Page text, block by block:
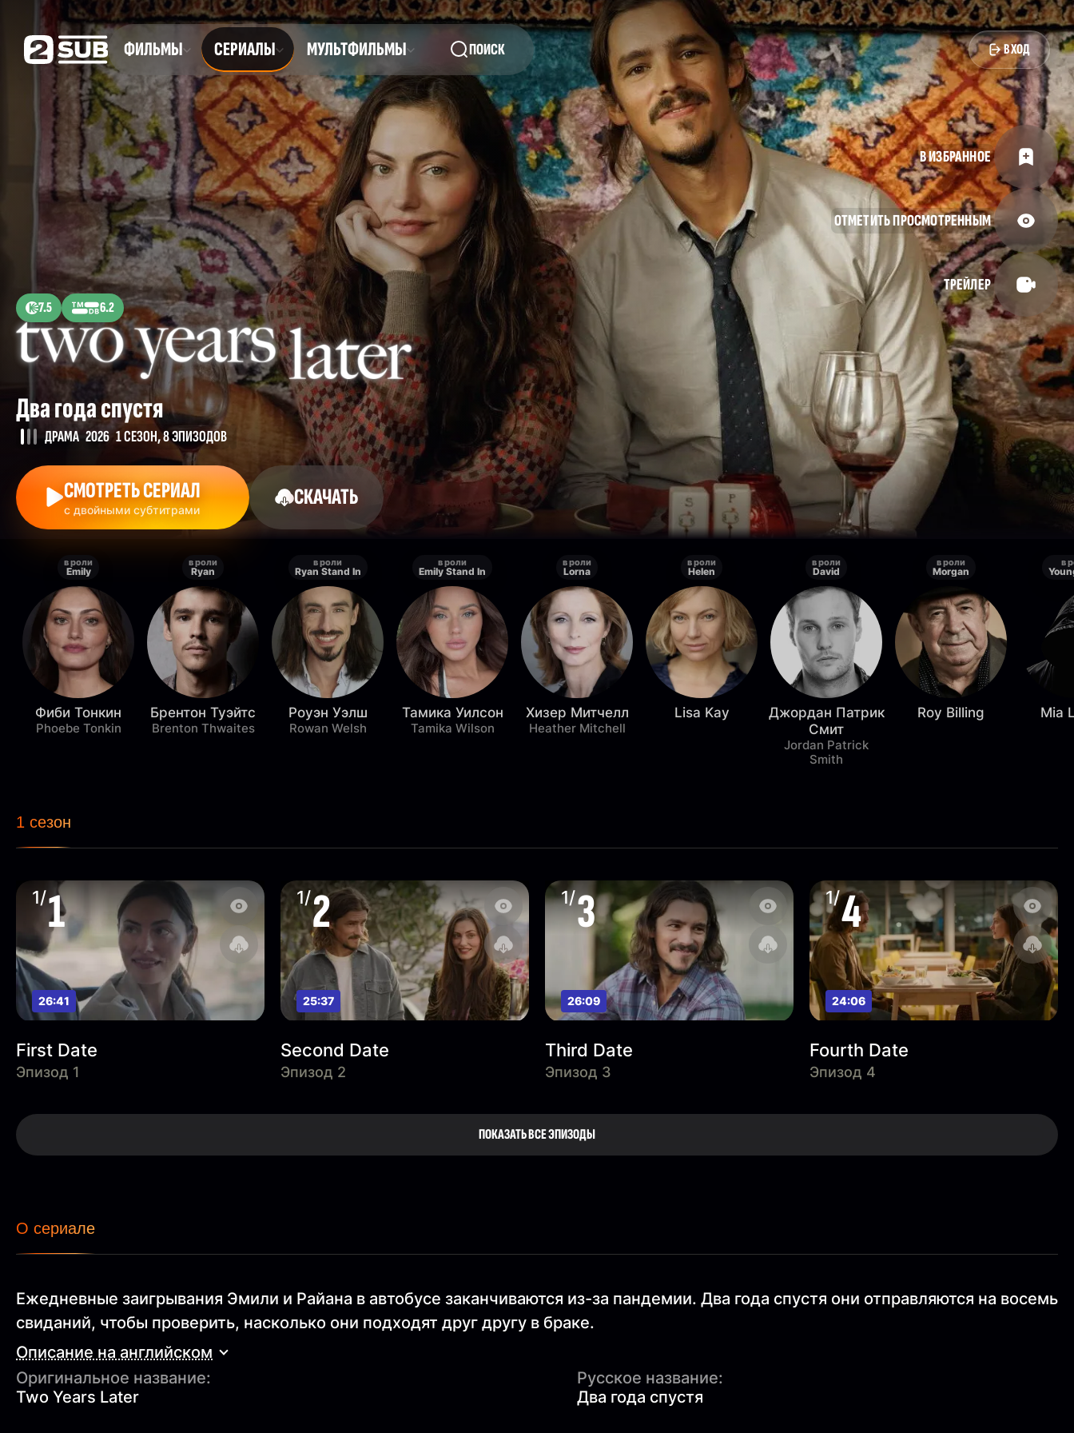
ФИЛЬМЫ СЕРИАЛЫ МУЛЬТФИЛЬМЫ ПОИСК ВХОД
7.5 6.2
Два года спустя
ДРАМА 2026 1 СЕЗОН, 8 ЭПИЗОДОВ
СМОТРЕТЬ СЕРИАЛ
с двойными субтитрами СКАЧАТЬ
В ИЗБРАННОЕ
ОТМЕТИТЬ ПРОСМОТРЕННЫМ
ТРЕЙЛЕР
в роли
Emily
Фиби Тонкин
Phoebe Tonkin
в роли
Ryan
Брентон Туэйтс
Brenton Thwaites
в роли
Ryan Stand In
Роуэн Уэлш
Rowan Welsh
в роли
Emily Stand In
Тамика Уилсон
Tamika Wilson
в роли
Lorna
Хизер Митчелл
Heather Mitchell
в роли
Helen
Lisa Kay
в роли
David
Джордан Патрик
Смит
Jordan Patrick
Smith
в роли
Morgan
Roy Billing
в
Mia
1 сезон
1/1
26:41
First Date
Эпизод 1
1/2
25:37
Second Date
Эпизод 2
1/3
26:09
Third Date
Эпизод 3
1/4
24:06
Fourth Date
Эпизод 4
ПОКАЗАТЬ ВСЕ ЭПИЗОДЫ
О сериале
Ежедневные заигрывания Эмили и Райана в автобусе заканчиваются из-за пандемии. Два года спустя они отправляются на восемь
свиданий, чтобы проверить, насколько они подходят друг другу в браке.
Описание на английском
Оригинальное название:
Two Years Later
Русское название:
Два года спустя